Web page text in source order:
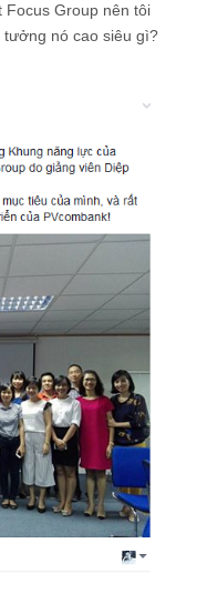
Focus Group nên tôi
tưởng nó cao siêu gì?